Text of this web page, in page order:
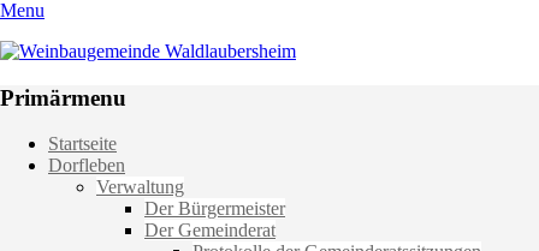
Menu
Weinbaugemeinde Waldlaubersheim
Primärmenu
Weiter
zum
Startseite
Dorfleben
Verwaltung
Der Bürgermeister
Der Gemeinderat